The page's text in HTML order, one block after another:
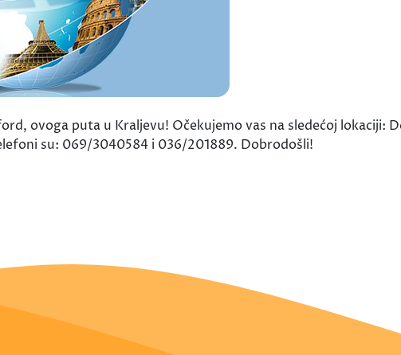
ovoga puta u Kraljevu! Očekujemo vas na sledećoj lokaciji:
su: 069/3040584 i 036/201889. Dobrodošli!